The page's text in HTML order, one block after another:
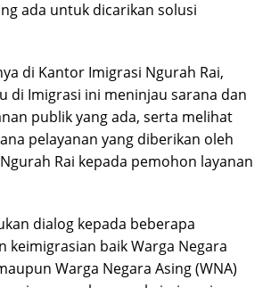
ada untuk dicarikan solusi
di Kantor Imigrasi Ngurah Rai,
di Imigrasi ini meninjau sarana dan
publik yang ada, serta melihat
pelayanan yang diberikan oleh
Rai kepada pemohon layanan
dialog kepada beberapa
keimigrasian baik Warga Negara
Warga Negara Asing (WNA)